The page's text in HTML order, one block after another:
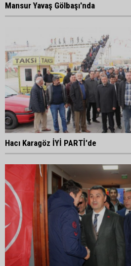
Mansur Yavaş Gölbaşı'nda
Hacı Karagöz İYİ PARTİ'de